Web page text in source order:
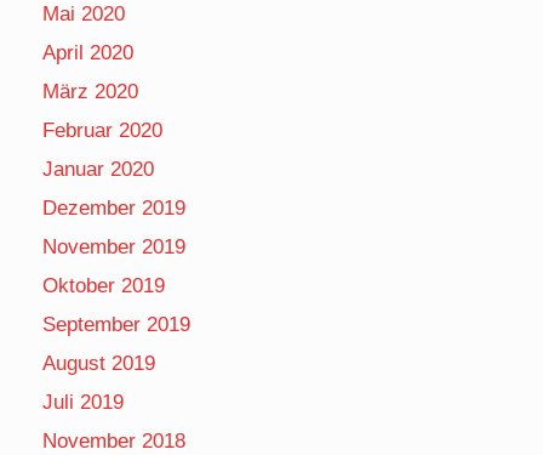
Mai 2020
April 2020
März 2020
Februar 2020
Januar 2020
Dezember 2019
November 2019
Oktober 2019
September 2019
August 2019
Juli 2019
November 2018